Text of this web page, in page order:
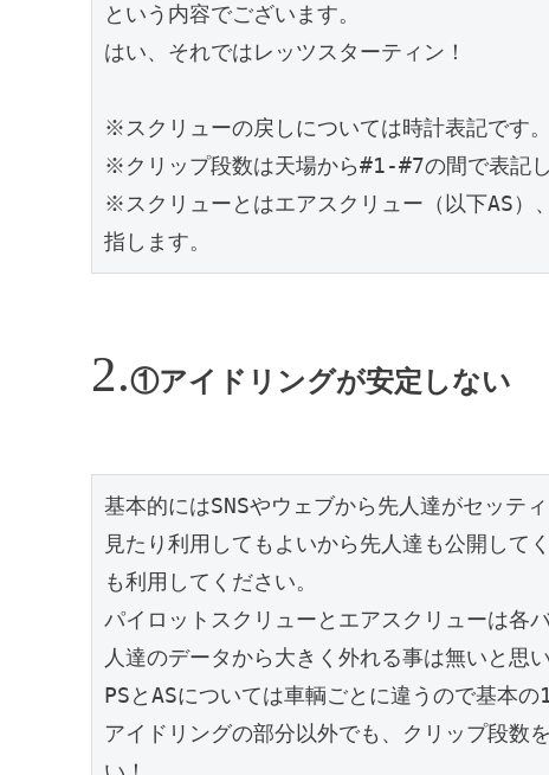
という内容でございます。
はい、それではレッツスターティン！
※スクリューの戻しについては時計表記です。
※クリップ段数は天場から#1-#7の間で表記し
※スクリューとはエアスクリュー（以下AS）
指します。
①アイドリングが安定しない
基本的にはSNSやウェブから先人達がセッテ
見たり利用してもよいから先人達も公開して
も利用してください。
パイロットスクリューとエアスクリューは各
人達のデータから大きく外れる事は無いと思い
PSとASについては車輌ごとに違うので基本
アイドリングの部分以外でも、クリップ段数